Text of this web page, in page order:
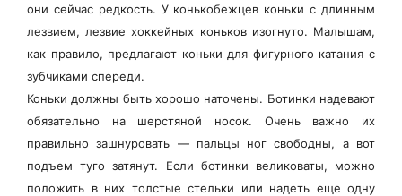
они сейчас редкость. У конькобежцев коньки с длинным
лезвием, лезвие хоккейных коньков изогнуто. Малышам,
как правило, предлагают коньки для фигурного катания с
зубчиками спереди.
Коньки должны быть хорошо наточены. Ботинки надевают
обязательно на шерстяной носок. Очень важно их
правильно зашнуровать — пальцы ног свободны, а вот
подъем туго затянут. Если ботинки великоваты, можно
положить в них толстые стельки или надеть еще одну